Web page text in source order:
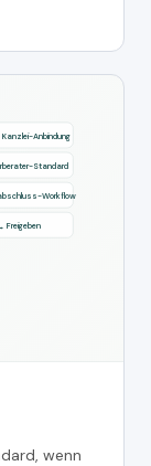
Kanzlei-Anbindung
Standard
Workflow
Freigeben
wenn